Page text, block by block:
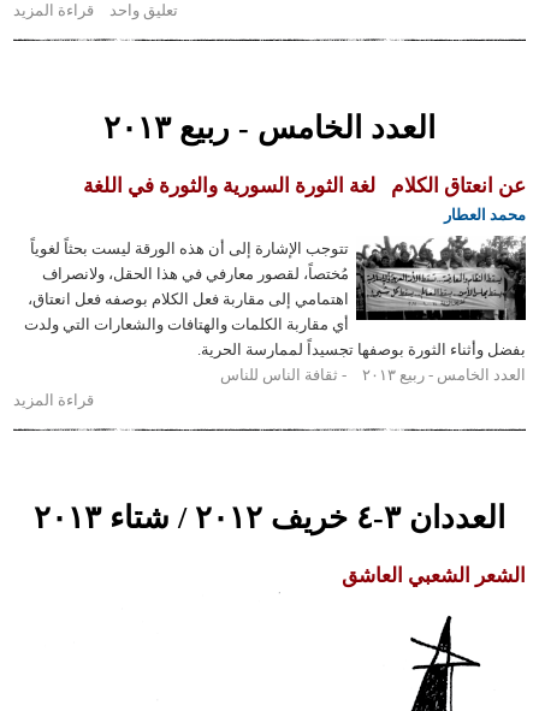
قراءة المزيدحول
«الأشقياء»
تعليق واحد
العدد الخامس - ربيع ٢٠١٣
الكلام لغة الثورة السورية والثورة في اللغة
تتوجب الإشارة إلى أن هذه الورقة ليست بحثاً لغوياً
مُختصاً، لقصور معارفي في هذا الحقل، ولانصراف
اهتمامي إلى مقاربة فعل الكلام بوصفه فعل انعتاق،
أي مقاربة الكلمات والهتافات والشعارات التي ولدت
الثورة بوصفها تجسيداً لممارسة الحرية.
- ربيع ٢٠١٣
ثقافة الناس للناس
قراءة المزيدحول
عن
٤ خريف ٢٠١٢ / شتاء ٢٠١٣
الشعبي العاشق